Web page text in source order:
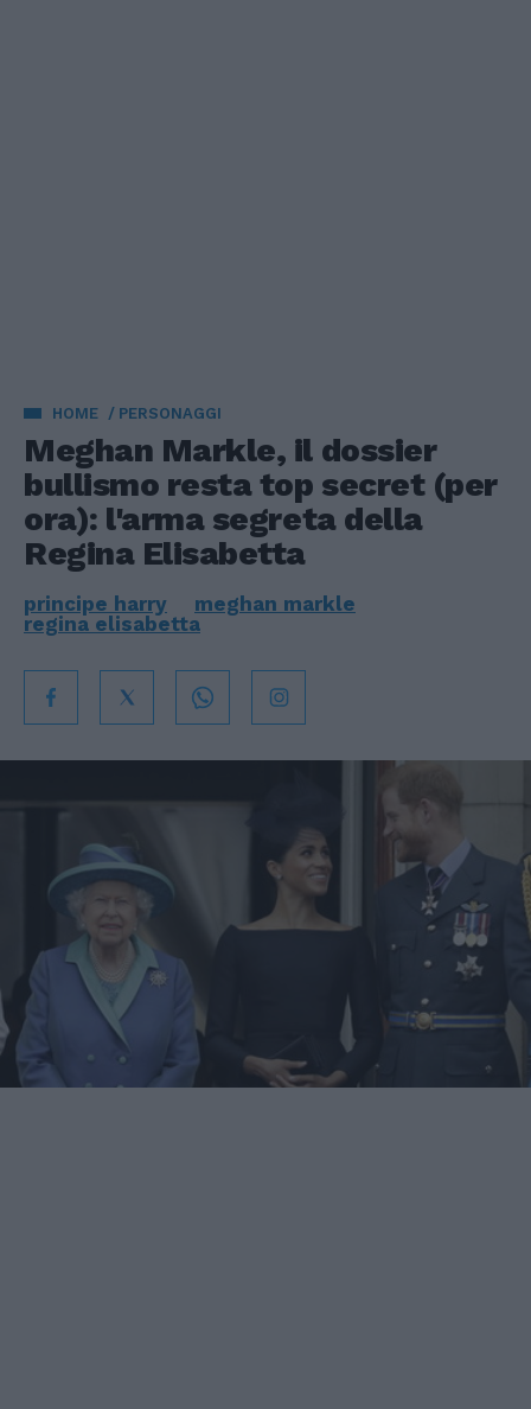
HOME PERSONAGGI
Meghan Markle, il dossier
bullismo resta top secret (per
ora): l'arma segreta della
Regina Elisabetta
principe harry
meghan markle
regina elisabetta